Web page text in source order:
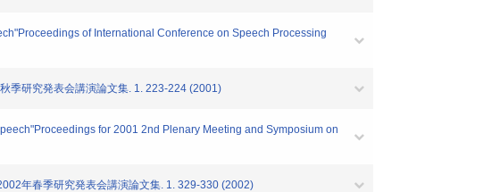
of International Conference on Speech Processing
季研究発表会講演論文集. 1. 223-224 (2001)
for 2001 2nd Plenary Meeting and Symposium on
年春季研究発表会講演論文集. 1. 329-330 (2002)